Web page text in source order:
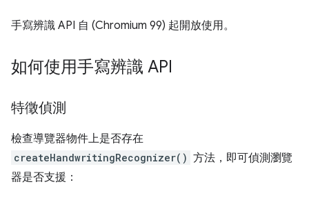
手寫辨識 API 自 (Chromium 99) 起開放使用。
如何使用手寫辨識 API
特徵偵測
檢查導覽器物件上是否存在
createHandwritingRecognizer() 方法，即可偵測瀏覽
器是否支援：